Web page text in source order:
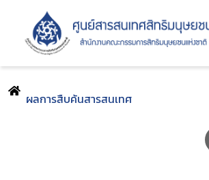
ผลการสืบค้นสารสนเทศ